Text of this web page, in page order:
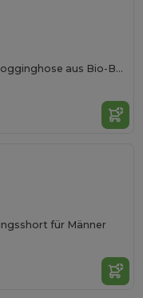
Nachhaltige Unisex Jogginghose aus Bio-Baumwolle
für Männer